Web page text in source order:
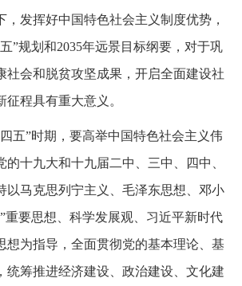
，发挥好中国特色社会主义制度优势，
”规划和2035年远景目标纲要，对于巩
社会和脱贫攻坚成果，开启全面建设社
程具有重大意义。
五”时期，要高举中国特色社会主义伟
的十九大和十九届二中、三中、四中、
以马克思列宁主义、毛泽东思想、邓小
重要思想、科学发展观、习近平新时代
想为指导，全面贯彻党的基本理论、基
统筹推进经济建设、政治建设、文化建